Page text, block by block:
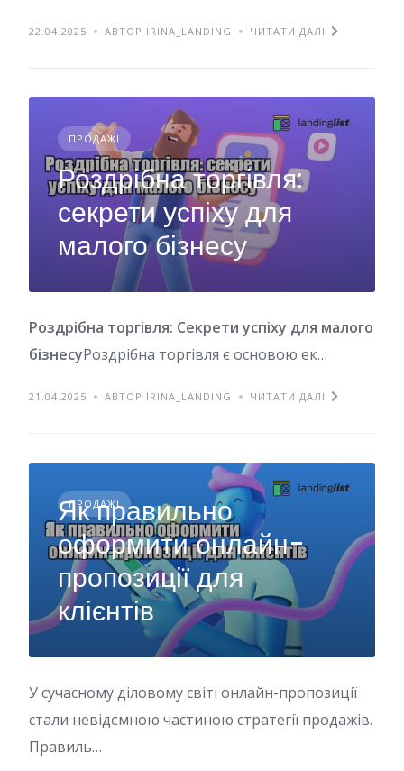
22.04.2025 АВТОР IRINA_LANDING ЧИТАТИ ДАЛІ
ПРОДАЖІ
Роздрібна торгівля:
секрети успіху для
малого бізнесу
Роздрібна торгівля: Cекрети успіху для малого
бізнесуРоздрібна торгівля є основою ек…
21.04.2025 АВТОР IRINA_LANDING ЧИТАТИ ДАЛІ
ПРОДАЖІ
Як правильно
оформити онлайн-
пропозиції для
клієнтів
У сучасному діловому світі онлайн-пропозиції
стали невідємною частиною стратегії продажів.
Правиль…